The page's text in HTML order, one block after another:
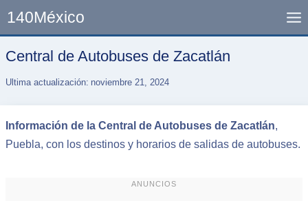
140México
Central de Autobuses de Zacatlán
Ultima actualización: noviembre 21, 2024
Información de la Central de Autobuses de Zacatlán,
Puebla, con los destinos y horarios de salidas de autobuses.
ANUNCIOS